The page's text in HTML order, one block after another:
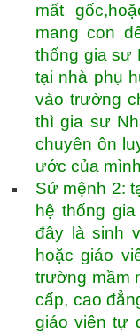
mất
mang con
thống gia sư
tại nhà phụ
vào trường
thì gia sư
chuyên ôn
ước của mình
Sứ mệnh 2:
hệ thống
đây là sinh
hoặc giáo
trường mầm
cấp, cao
giáo viên tự